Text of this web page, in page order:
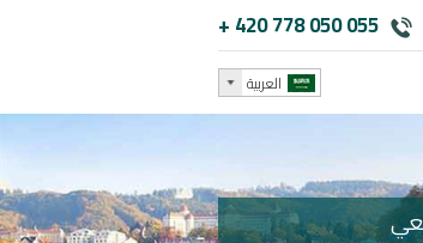
+ 420 778 050 055
العربية